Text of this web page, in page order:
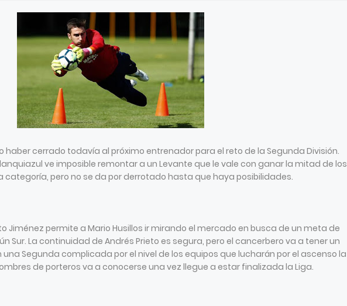
haber cerrado todavía al próximo entrenador para el reto de la Segunda División.
ve imposible remontar a un Levante que le vale con ganar la mitad de los
categoría, pero no se da por derrotado hasta que haya posibilidades.
Jiménez permite a Mario Husillos ir mirando el mercado en busca de un meta de
Sur. La continuidad de Andrés Prieto es segura, pero el cancerbero va a tener un
Segunda complicada por el nivel de los equipos que lucharán por el ascenso la
de porteros va a conocerse una vez llegue a estar finalizada la Liga.